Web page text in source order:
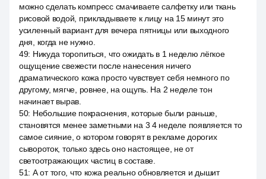
можно сделать компресс смачиваете салфетку или ткань
рисовой водой, прикладываете к лицу на 15 минут это
усиленный вариант для вечера пятницы или выходного
дня, когда не нужно.
49: Никуда торопиться, что ожидать в 1 неделю лёгкое
ощущение свежести после нанесения ничего
драматического кожа просто чувствует себя немного по
другому, мягче, ровнее, на ощупь. На 2 неделе тон
начинает вырав.
50: Небольшие покраснения, которые были раньше,
становятся менее заметными на 3 4 неделе появляется то
самое сияние, о котором говорят в рекламе дорогих
сывороток, только здесь оно настоящее, не от
светоотражающих частиц в составе.
51: А от того, что кожа реально обновляется и дышит